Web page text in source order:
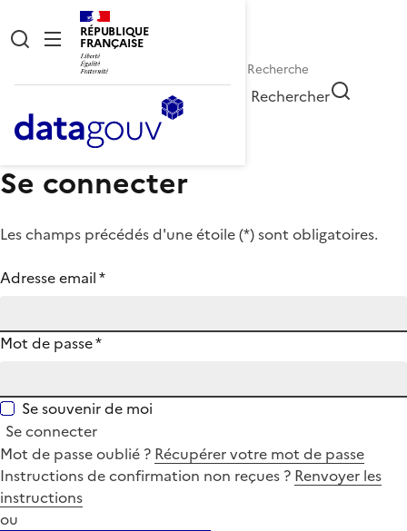
RÉPUBLIQUE
FRANÇAISE
Rechercher
Se connecter
Les champs précédés d'une étoile (*) sont obligatoires.
Adresse email*
Mot de passe*
Se souvenir de moi
Se connecter
Mot de passe oublié ? Récupérer votre mot de passe
Instructions de confirmation non reçues ? Renvoyer les
instructions
ou